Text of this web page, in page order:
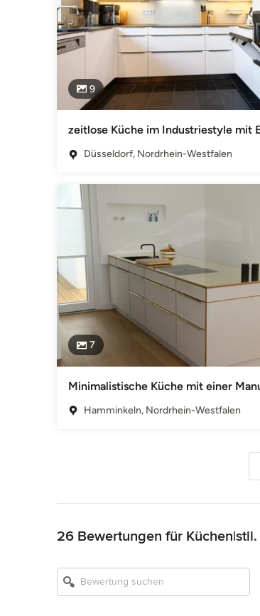
9
Düsseldorf, Nordrhein-Westfalen
7
Hamminkeln, Nordrhein-Westfalen
26 Bewertungen für Küchen|stil.